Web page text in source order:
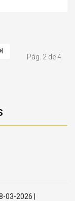
Pág. 2 de 4
03-2026 |